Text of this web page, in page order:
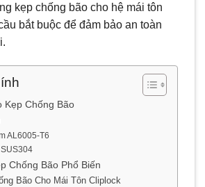
kẹp chống bão cho hệ mái tôn
bắt buộc để đảm bảo an toàn
Kẹp Chống Bão
AL6005-T6
SUS304
Chống Bão Phổ Biến
Bão Cho Mái Tôn Cliplock